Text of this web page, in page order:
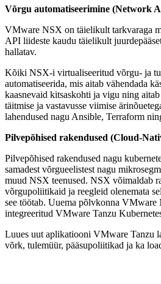
Võrgu automatiseerimine (Network
VMware NSX on täielikult tarkvaraga
API liideste kaudu täielikult
hallatav.
Kõiki NSX-i virtualiseeritud võrgu- ja
automatiseerida, mis aitab vähendada
kaasnevaid kitsaskohti ja vigu ning
täitmise ja vastavusse viimise
lahendused nagu Ansible, Terraform
Pilvepõhised rakendused (Cloud-
Pilvepõhised rakendused nagu
samadest võrgueelistest nagu
muud NSX teenused. NSX võimaldab
võrgupoliitikaid ja reegleid olenemata
see töötab. Uuema põlvkonna
integreeritud VMware Tanzu
Luues uut aplikatiooni VMware Tanzu
võrk, tulemüür, pääsupoliitikad ja ka